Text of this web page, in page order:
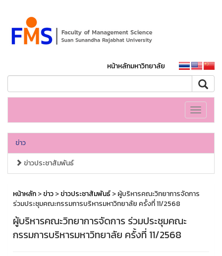
หน้าหลักมหาวิทยาลัย
Toggle
ข่าว
ข่าวประชาสัมพันธ์
หน้าหลัก>ข่าว>ข่าวประชาสัมพันธ์> ผู้บริหารคณะวิทยาการจัดการ
ร่วมประชุมคณะกรรมการบริหารมหาวิทยาลัย ครั้งที่ 11/2568
ผู้บริหารคณะวิทยาการจัดการ ร่วมประชุมคณะ
กรรมการบริหารมหาวิทยาลัย ครั้งที่ 11/2568